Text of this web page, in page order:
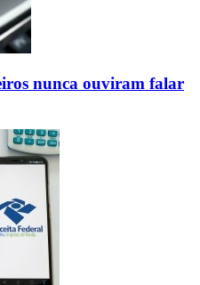
nunca ouviram falar